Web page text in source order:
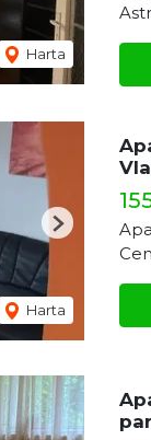
Harta
Harta
Next